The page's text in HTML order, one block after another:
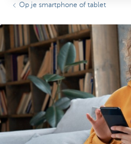
Particulieren
Op je smartphone of tablet